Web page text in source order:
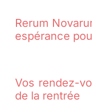
Rerum
espérance
Vos rendez-
de la rentrée